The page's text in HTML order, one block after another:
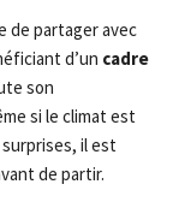
de partager avec
d’un cadre
son
si le climat est
il est
de partir.